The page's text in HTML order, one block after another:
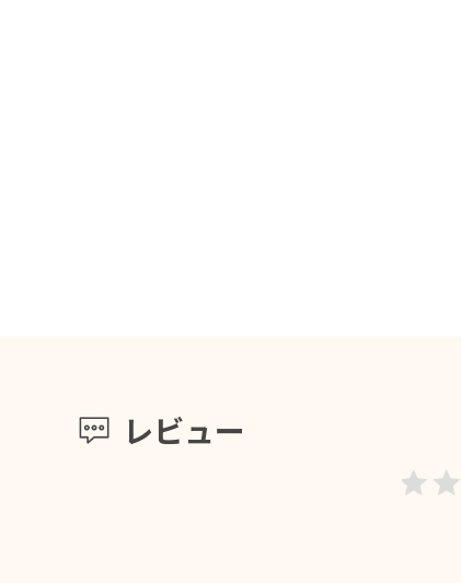
レビュー